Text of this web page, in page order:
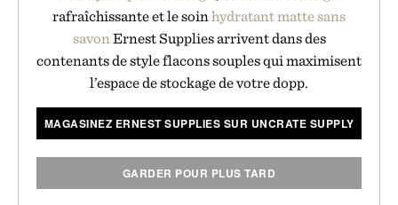
rafraîchissante et le soin hydratant mattesans
savon Ernest Supplies arrivent dans des
contenants de style flacons souples qui maximisent
l’espace de stockage de votre dopp.
MAGASINEZ ERNEST SUPPLIES SUR UNCRATE SUPPLY
GARDER POUR PLUS TARD